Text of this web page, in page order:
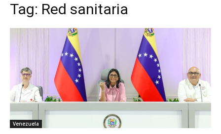
Tag: Red sanitaria
Venezuela